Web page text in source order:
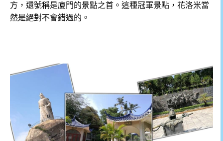
方，還號稱是廈門的景點之首。這種冠軍景點，花洛米當
然是絕對不會錯過的。